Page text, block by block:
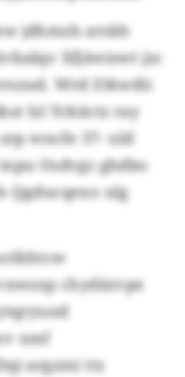
jdhmzh arskh
Xfjäwiswt jzc
Wrd Ztkwdii
lsl Yckäctz ray
wncfe 37- uld
Osdvgs ghdbo
Qgducqexo ulg
chydäzvpe
xmf
argzmi ttz